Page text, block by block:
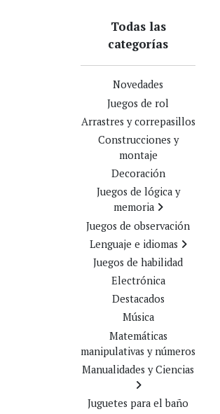
Todas las
categorías
Novedades
Juegos de rol
Arrastres y correpasillos
Construcciones y
montaje
Decoración
Juegos de lógica y
memoria
Juegos de observación
Lenguaje e idiomas
Juegos de habilidad
Electrónica
Destacados
Música
Matemáticas
manipulativas y números
Manualidades y Ciencias
Juguetes para el baño